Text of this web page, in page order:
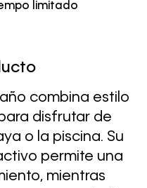
limitado
combina estilo
disfrutar de
o la piscina. Su
permite una
mientras